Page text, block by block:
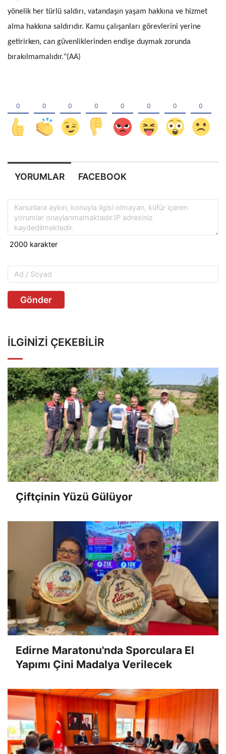
yönelik her türlü saldırı, vatandaşın yaşam hakkına ve hizmet
alma hakkına saldırıdır. Kamu çalışanları görevlerini yerine
getirirken, can güvenliklerinden endişe duymak zorunda
bırakılmamalıdır."(AA)
YORUMLAR FACEBOOK
Gönder
İLGINIZI ÇEKEBILIR
Çiftçinin Yüzü Gülüyor
Edirne Maratonu'nda Sporculara El
Yapımı Çini Madalya Verilecek